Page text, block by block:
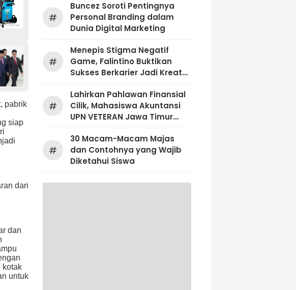
pabrik
siap
dari
dan
kotak
untuk
#
‎Buncez Soroti Pentingnya
Personal Branding dalam
Dunia Digital Marketing
#
Menepis Stigma Negatif
Game, Falintino Buktikan
Sukses Berkarier Jadi Kreator
#
Lahirkan Pahlawan Finansial
Cilik, Mahasiswa Akuntansi
UPN VETERAN Jawa Timur
Dengan Literasi Keuangan
Sejak Dini
#
30 Macam-Macam Majas
dan Contohnya yang Wajib
Diketahui Siswa